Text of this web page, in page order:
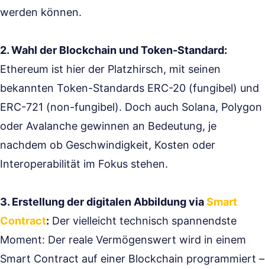
werden können.
2. Wahl der Blockchain und Token-Standard:
Ethereum ist hier der Platzhirsch, mit seinen
bekannten Token-Standards ERC-20 (fungibel) und
ERC-721 (non-fungibel). Doch auch Solana, Polygon
oder Avalanche gewinnen an Bedeutung, je
nachdem ob Geschwindigkeit, Kosten oder
Interoperabilität im Fokus stehen.
3. Erstellung der digitalen Abbildung viaSmart
Contract: Der vielleicht technisch spannendste
Moment: Der reale Vermögenswert wird in einem
Smart Contract auf einer Blockchain programmiert –